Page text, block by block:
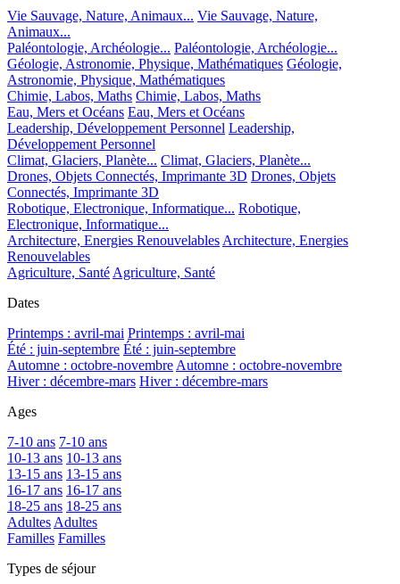
Vie Sauvage, Nature, Animaux... Vie Sauvage, Nature,
Animaux...
Paléontologie, Archéologie... Paléontologie, Archéologie...
Géologie, Astronomie, Physique, Mathématiques Géologie,
Astronomie, Physique, Mathématiques
Chimie, Labos, Maths Chimie, Labos, Maths
Eau, Mers et Océans Eau, Mers et Océans
Leadership, Développement Personnel Leadership,
Développement Personnel
Climat, Glaciers, Planète... Climat, Glaciers, Planète...
Drones, Objets Connectés, Imprimante 3D Drones, Objets
Connectés, Imprimante 3D
Robotique, Electronique, Informatique... Robotique,
Electronique, Informatique...
Architecture, Energies Renouvelables Architecture, Energies
Renouvelables
Agriculture, Santé Agriculture, Santé
Dates
Printemps : avril-mai Printemps : avril-mai
Été : juin-septembre Été : juin-septembre
Automne : octobre-novembre Automne : octobre-novembre
Hiver : décembre-mars Hiver : décembre-mars
Ages
7-10 ans 7-10 ans
10-13 ans 10-13 ans
13-15 ans 13-15 ans
16-17 ans 16-17 ans
18-25 ans 18-25 ans
Adultes Adultes
Familles Familles
Types de séjour